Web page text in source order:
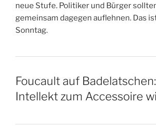
neue Stufe. Politiker und Bürger
gemeinsam dagegen auflehnen. Das
Sonntag.
Foucault auf
Intellekt zum Accessoire